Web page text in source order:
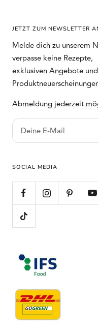
JETZT ZUM NEWSLETTER
Melde dich zu unserem
verpasse keine Rezepte,
exklusiven Angebote und
Abmeldung jederzeit
Deine E-Mail
SOCIAL MEDIA